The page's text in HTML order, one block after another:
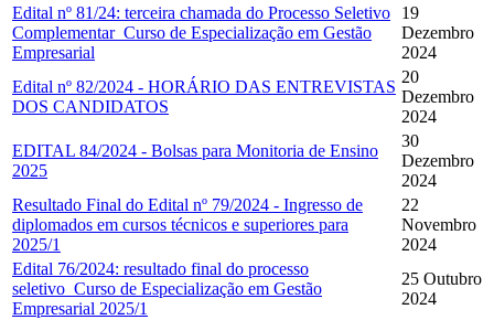
Edital nº 81/24: terceira chamada do Processo Seletivo
Complementar_Curso de Especialização em Gestão
Empresarial
19
Dezembro
2024
Edital nº 82/2024 - HORÁRIO DAS ENTREVISTAS
DOS CANDIDATOS
20
Dezembro
2024
EDITAL 84/2024 - Bolsas para Monitoria de Ensino
2025
30
Dezembro
2024
Resultado Final do Edital nº 79/2024 - Ingresso de
diplomados em cursos técnicos e superiores para
2025/1
22
Novembro
2024
Edital 76/2024: resultado final do processo
seletivo_Curso de Especialização em Gestão
Empresarial 2025/1
25 Outubro
2024